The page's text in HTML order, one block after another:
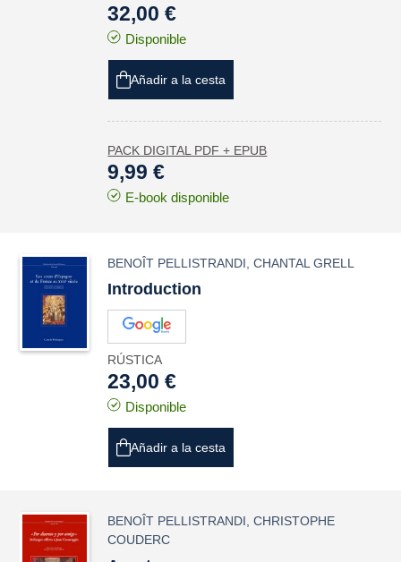
32,00 €
Disponible
Añadir a la cesta
PACK DIGITAL PDF + EPUB
9,99 €
E-book disponible
BENOÎT PELLISTRANDI ,CHANTAL GRELL
Introduction
RÚSTICA
23,00 €
Disponible
Añadir a la cesta
BENOÎT PELLISTRANDI ,CHRISTOPHE
COUDERC